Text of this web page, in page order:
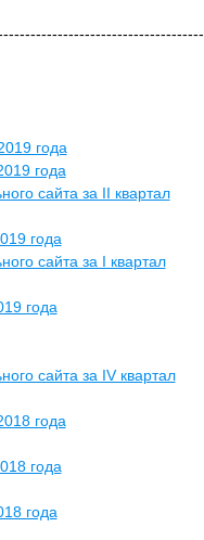
года
года
сайта за II квартал
года
сайта за I квартал
года
сайта за IV квартал
года
года
года